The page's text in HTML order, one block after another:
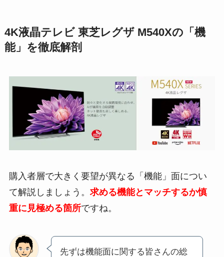
4K液晶テレビ 東芝レグザ M540Xの「機
能」を徹底解剖
購入者層で大きく要望が異なる「機能」面につい
て解説しましょう。 求める機能とマッチするか慎
重に見極める箇所ですね。
先ずは機能面に関する皆さんの総